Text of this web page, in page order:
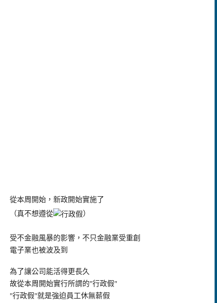
從本周開始，新政開始實施了
（真不想遵從
）
受不金融風暴的影響，不只金融業受重創
電子業也被波及到
為了讓公司能活得更長久
故從本周開始實行所謂的"行政假"
"行政假"就是強迫員工休無薪假